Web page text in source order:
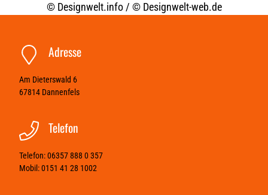
© Designwelt.info/ © Designwelt-web.de
Adresse
Am Dieterswald 6
67814 Dannenfels
Telefon
Telefon:06357 888 0 357
Mobil:0151 41 28 1002